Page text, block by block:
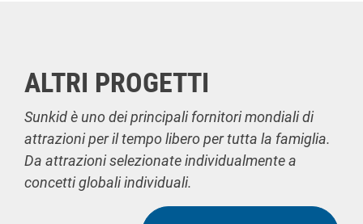
ALTRI PROGETTI
Sunkid è uno dei principali fornitori mondiali di
attrazioni per il tempo libero per tutta la famiglia.
Da attrazioni selezionate individualmente a
concetti globali individuali.